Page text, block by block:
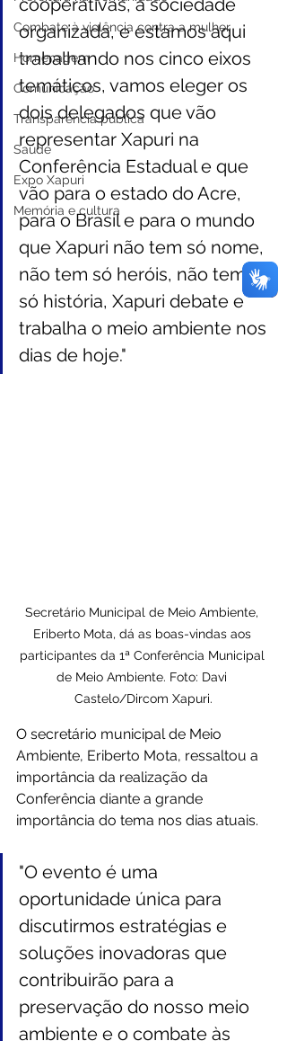
Combate à violência contra a mulher
Homenagem
Comunicação
Transparência pública
Saúde
Expo Xapuri
Memória e cultura
cooperativas, a sociedade
organizada, e estamos aqui
trabalhando nos cinco eixos
temáticos, vamos eleger os
dois delegados que vão
representar Xapuri na
Conferência Estadual e que
vão para o estado do Acre,
para o Brasil e para o mundo
que Xapuri não tem só nome,
não tem só heróis, não tem
só história, Xapuri debate e
trabalha o meio ambiente nos
dias de hoje."
Secretário Municipal de Meio Ambiente,
Eriberto Mota, dá as boas-vindas aos
participantes da 1ª Conferência Municipal
de Meio Ambiente. Foto: Davi
Castelo/Dircom Xapuri.
O secretário municipal de Meio
Ambiente, Eriberto Mota, ressaltou a
importância da realização da
Conferência diante a grande
importância do tema nos dias atuais.
"O evento é uma
oportunidade única para
discutirmos estratégias e
soluções inovadoras que
contribuirão para a
preservação do nosso meio
ambiente e o combate às